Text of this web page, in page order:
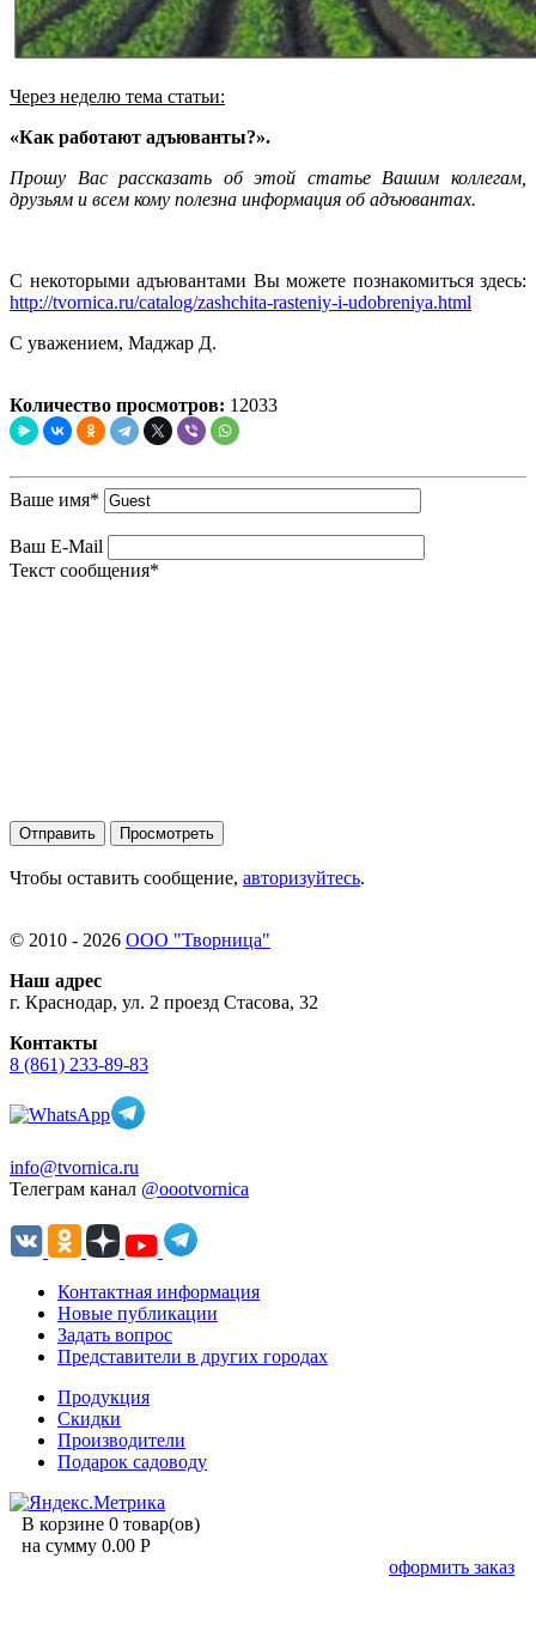
Через неделю тема статьи:
«Как работают адъюванты?».
Прошу Вас рассказать об этой статье Вашим коллегам,
друзьям и всем кому полезна информация об адъювантах.
С некоторыми адъювантами Вы можете познакомиться здесь:
http://tvornica.ru/catalog/zashchita-rasteniy-i-udobreniya.html
С уважением, Маджар Д.
Количество просмотров: 12033
Ваше имя*
Ваш E-Mail
Текст сообщения*
Чтобы оставить сообщение, авторизуйтесь.
© 2010 - 2026 ООО "Творница"
Наш адрес
г. Краснодар, ул. 2 проезд Стасова, 32
Контакты
8 (861) 233-89-83
info@tvornica.ru
Телеграм канал @oootvornica
Контактная информация
Новые публикации
Задать вопрос
Представители в других городах
Продукция
Скидки
Производители
Подарок садоводу
В корзине 0 товар(ов)
на сумму 0.00 Р
оформить заказ